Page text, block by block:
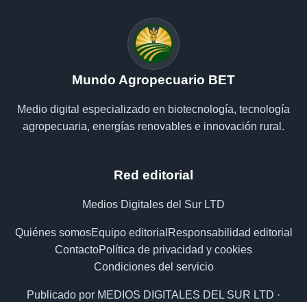
Mundo Agropecuario BET
Medio digital especializado en biotecnología, tecnología
agropecuaria, energías renovables e innovación rural.
Red editorial
Medios Digitales del Sur LTD
Quiénes somosEquipo editorial Responsabilidad editorial
ContactoPolítica de privacidad y cookies
Condiciones del servicio
Publicado por MEDIOS DIGITALES DEL SUR LTD ·